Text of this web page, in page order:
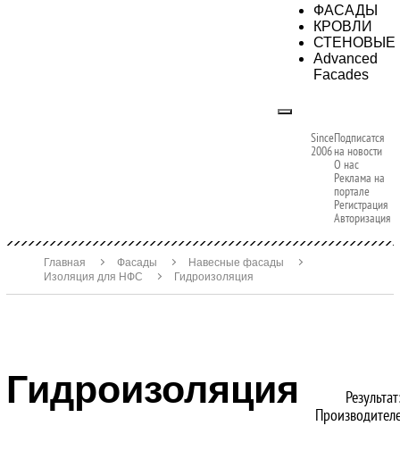
ФАСАДЫ
КРОВЛИ
СТЕНОВЫЕ
Advanced
Facades
Since
2006
Подписатся
на новости
О нас
Реклама на
портале
Регистрация
Авторизация
Главная Фасады
Навесные фасады
Изоляция для НФС
Гидроизоляция
Гидроизоляция